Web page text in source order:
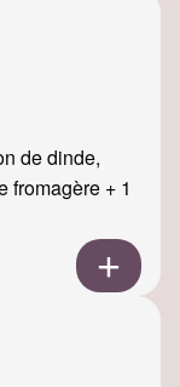
de dinde,
fromagère + 1